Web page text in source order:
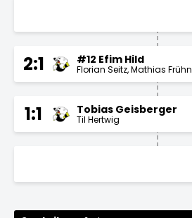
2:1 #12 Efim Hild
Florian Seitz Mathias Frühn
1:1 Tobias Geisberger
Til Hertwig